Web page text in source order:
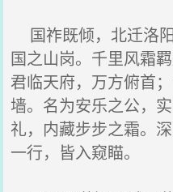
国祚既倾，北迁洛
国之山岗。千里风霜
君临天府，万方俯首
墙。名为安乐之公，
礼，内藏步步之霜。
一行，皆入窥瞄。